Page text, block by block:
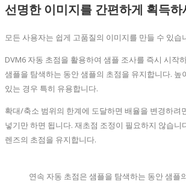
선명한 이미지를 간편하게 획득하
모든 사용자는 쉽게 고품질의 이미지를 만들 수 있습
DVM6 자동 초점을 활용하여 샘플 조사를 즉시 시작
샘플을 탐색하는 동안 샘플의 초점을 유지합니다. 높
있는 경우 특히 유용합니다.
확대/축소 범위의 한계에 도달하면 배율을 변경하려
넣기만 하면 됩니다. 재초점 조정이 필요하지 않습니
렌즈의 초점을 유지합니다.
연속 자동 초점은 샘플을 탐색하는 동안 샘플